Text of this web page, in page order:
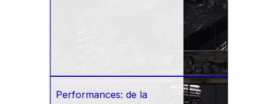
Performances: de la